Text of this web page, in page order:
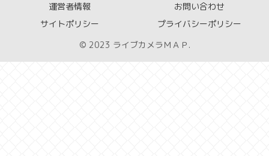
運営者情報
お問い合わせ
サイトポリシー
プライバシーポリシー
© 2023 ライブカメラＭＡＰ.